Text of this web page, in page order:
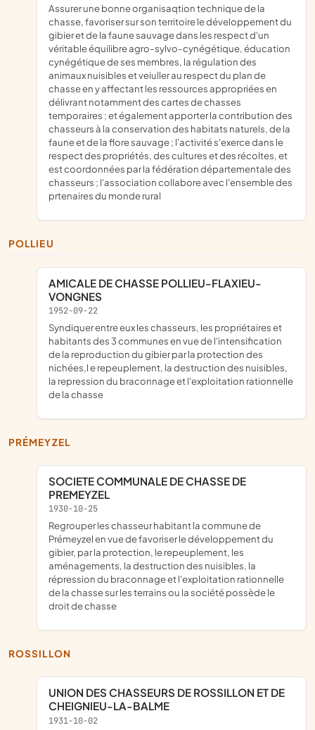
assurer une bonne organisaqtion technique de la
chasse, favoriser sur son territoire le développement du
gibier et de la faune sauvage dans les respect d'un
véritable équilibre agro-sylvo-cynégétique, éducation
cynégétique de ses membres, la régulation des
animaux nuisibles et veiuller au respect du plan de
chasse en y affectant les ressources appropriées en
délivrant notamment des cartes de chasses
temporaires ; et également apporter la contribution des
chasseurs à la conservation des habitats naturels, de la
faune et de la flore sauvage ; l'activité s'exerce dans le
respect des propriétés, des cultures et des récoltes, et
est coordonnées par la fédération départementale des
chasseurs ; l'association collabore avec l'ensemble des
prtenaires du monde rural
POLLIEU
AMICALE DE CHASSE POLLIEU-FLAXIEU-
VONGNES
1952-09-22
syndiquer entre eux les chasseurs, les propriétaires et
habitants des 3 communes en vue de l'intensification
de la reproduction du gibier par la protection des
nichées,l e repeuplement, la destruction des nuisibles,
la repression du braconnage et l'exploitation rationnelle
de la chasse
PRÉMEYZEL
SOCIETE COMMUNALE DE CHASSE DE
PREMEYZEL
1930-10-25
regrouper les chasseur habitant la commune de
Prémeyzel en vue de favoriser le développement du
gibier, par la protection, le repeuplement, les
aménagements, la destruction des nuisibles, la
répression du braconnage et l'exploitation rationnelle
de la chasse sur les terrains ou la société possède le
droit de chasse
ROSSILLON
UNION DES CHASSEURS DE ROSSILLON ET DE
CHEIGNIEU-LA-BALME
1931-10-02